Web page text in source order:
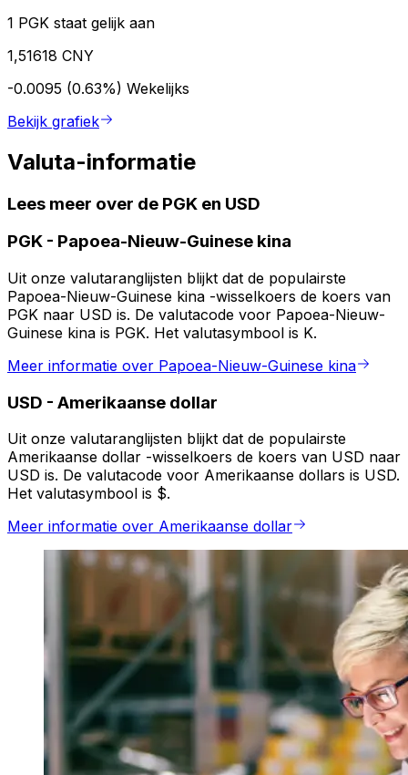
1 PGK staat gelijk aan
1,51618 CNY
-0.0095 (0.63%) Wekelijks
Bekijk grafiek
Valuta-informatie
Lees meer over de PGK en USD
PGK - Papoea-Nieuw-Guinese kina
Uit onze valutaranglijsten blijkt dat de populairste
Papoea-Nieuw-Guinese kina -wisselkoers de koers van
PGK naar USD is. De valutacode voor Papoea-Nieuw-
Guinese kina is PGK. Het valutasymbool is K.
Meer informatie over Papoea-Nieuw-Guinese kina
USD - Amerikaanse dollar
Uit onze valutaranglijsten blijkt dat de populairste
Amerikaanse dollar -wisselkoers de koers van USD naar
USD is. De valutacode voor Amerikaanse dollars is USD.
Het valutasymbool is $.
Meer informatie over Amerikaanse dollar